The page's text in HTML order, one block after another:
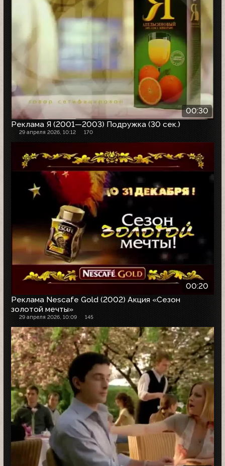
00:30
Реклама Я (2001—2003) Подружка (30 сек.)
29 апреля 2026, 10:12 170
00:20
Реклама Nescafe Gold (2002) Акция «Сезон
золотой мечты»
29 апреля 2026, 10:09 145